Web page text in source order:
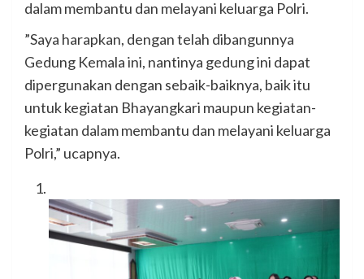
dalam membantu dan melayani keluarga Polri.
”Saya harapkan, dengan telah dibangunnya
Gedung Kemala ini, nantinya gedung ini dapat
dipergunakan dengan sebaik-baiknya, baik itu
untuk kegiatan Bhayangkari maupun kegiatan-
kegiatan dalam membantu dan melayani keluarga
Polri,” ucapnya.